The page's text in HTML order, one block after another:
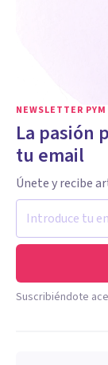
NEWSLETTER PYM
La pasión
tu email
Únete y recibe
Suscribiéndote